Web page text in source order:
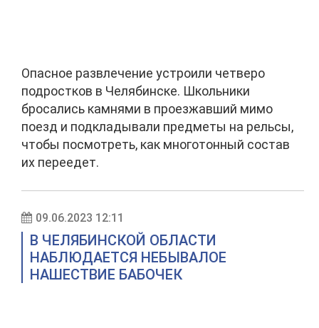
Опасное развлечение устроили четверо
подростков в Челябинске. Школьники
бросались камнями в проезжавший мимо
поезд и подкладывали предметы на рельсы,
чтобы посмотреть, как многотонный состав
их переедет.
09.06.2023 12:11
В ЧЕЛЯБИНСКОЙ ОБЛАСТИ
НАБЛЮДАЕТСЯ НЕБЫВАЛОЕ
НАШЕСТВИЕ БАБОЧЕК